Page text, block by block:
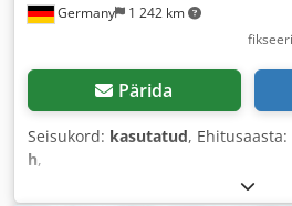
Germany 1 242 km
Pärida
Seisukord: kasutatud, Ehitusaasta:
h,